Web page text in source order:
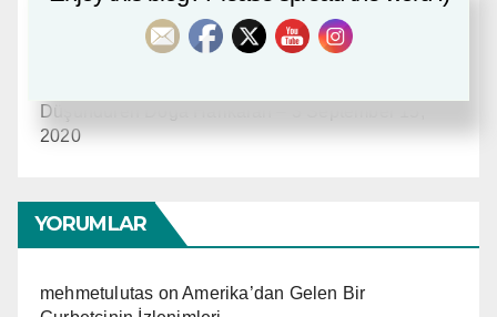
Amerika’dan Gelen Bir Gurbetçinin İzlenimleri
September 21, 2020
Düşündüren Doğa Harikaları – 3
2020
YORUMLAR
mehmetulutas onAmerika’dan Gelen Bir